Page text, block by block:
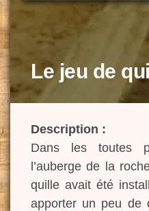
Le jeu de
Description :
Dans les toutes
l’auberge de la
quille avait été
apporter un peu de